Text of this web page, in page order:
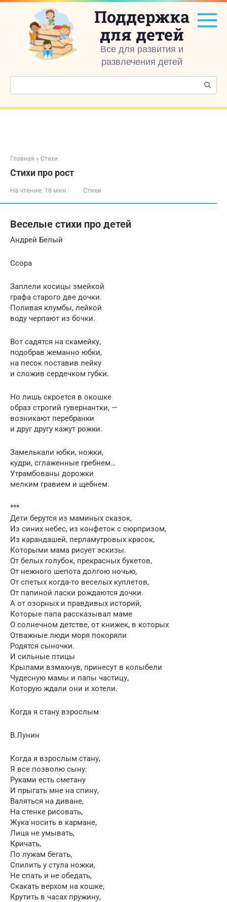
Перейти
контенту
Поддержка
для детей
Все для развития и
развлечения детей
Поиск:
Главная » Стихи
Стихи про рост
На чтение: 16 мин Стихи
Веселые стихи про детей
Андрей Белый
Ссора
Заплели косицы змейкой
графа старого две дочки.
Поливая клумбы, лейкой
воду черпают из бочки.
Вот садятся на скамейку,
подобрав жеманно юбки,
на песок поставив лейку
и сложив сердечком губки.
Но лишь скроется в окошке
образ строгий гувернантки, —
возникают перебранки
и друг другу кажут рожки.
Замелькали юбки, ножки,
кудри, сглаженные гребнем…
Утрамбованы дорожки
мелким гравием и щебнем.
***
Дети берутся из маминых сказок,
Из синих небес, из конфеток с сюрпризом,
Из карандашей, перламутровых красок,
Которыми мама рисует эскизы.
От белых голубок, прекрасных букетов,
От нежного шепота долгою ночью,
От спетых когда-то веселых куплетов,
От папиной ласки рождаются дочки.
А от озорных и правдивых историй,
Которые папа рассказывал маме
О солнечном детстве, от книжек, в которых
Отважные люди моря покоряли
Родятся сыночки.
И сильные птицы
Крылами взмахнув, принесут в колыбели
Чудесную мамы и папы частицу,
Которую ждали они и хотели.
Когда я стану взрослым
В.Лунин
Когда я взрослым стану,
Я все позволю сыну:
Руками есть сметану
И прыгать мне на спину,
Валяться на диване,
На стенке рисовать,
Жука носить в кармане,
Лица не умывать,
Кричать,
По лужам бегать,
Спилить у стула ножки,
Не спать и не обедать,
Скакать верхом на кошке,
Крутить в часах пружину,